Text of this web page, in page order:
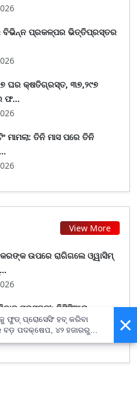
ପ୍ରକଳ୍ପର ଭିତ୍ତିପ୍ରସ୍ତର
ଘର କ୍ଷତିଗ୍ରସ୍ତ, ୩୭,୨୯୭
ଫ...
ତିନି ମାସ ପରେ ତିନି
View More
ଉପରେ ରାଗିଗଲେ ଓ୍ୱାସିମ୍
ପ୍ରସ୍ତୁତ’; ବିସିସିଆଇ
×
ଫୁଡ୍ ପ୍ରୋସେସିଂ ହବ୍ କରିବା
ବଡ଼ ପଦକ୍ଷେପ, ୪୨ ହଜାରରୁ